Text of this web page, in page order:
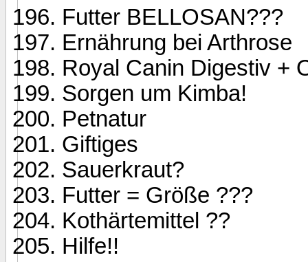
Futter BELLOSAN???
Ernährung bei Arthrose
Royal Canin Digestiv +
Sorgen um Kimba!
Petnatur
Giftiges
Sauerkraut?
Futter = Größe ???
Kothärtemittel ??
Hilfe!!